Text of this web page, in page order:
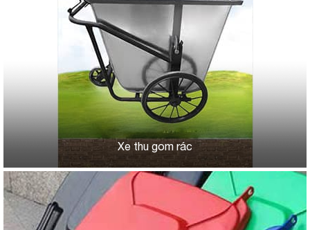
Xe thu gom rác